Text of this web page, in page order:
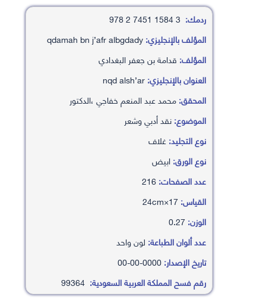
ردمك:
المؤلف بالإنجليزي:
المؤلف: قدامة بن جعفر البغدادي
العنوان بالإنجليزي:
المحقق:محمد عبد المنعم خفاجي ،الدكتور
الموضوع:نقد أدبي وشعر
نوع التجليد:غلاف
نوع الورق:ابيض
عدد الصفحات:
القياس:
الوزن:
عدد ألوان الطباعة: لون واحد
تاريخ الإصدار:
رقم فسح المملكة العربية السعودية: